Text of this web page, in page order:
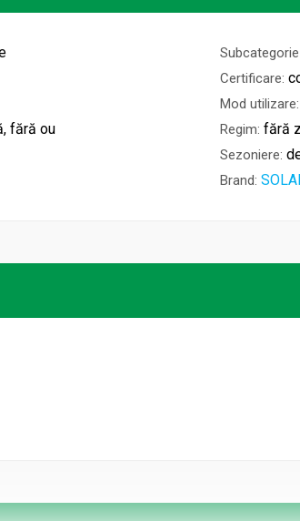
Certificare:
Mod utilizare:
fără ou Regim: fără
Sezoniere:
Brand: